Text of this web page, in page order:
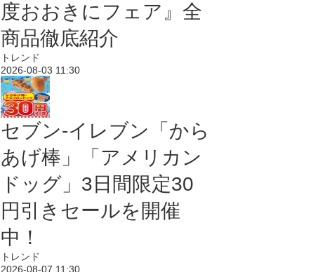
度おおきにフェア』全
商品徹底紹介
トレンド
2026-08-03 11:30
セブン‐イレブン「から
あげ棒」「アメリカン
ドッグ」3日間限定30
円引きセールを開催
中！
トレンド
2026-08-07 11:30